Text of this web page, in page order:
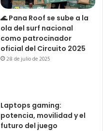
🌊 Pana Roof se sube a la
ola del surf nacional
como patrocinador
oficial del Circuito 2025
28 de julio de 2025
Laptops gaming:
potencia, movilidad y el
futuro del juego